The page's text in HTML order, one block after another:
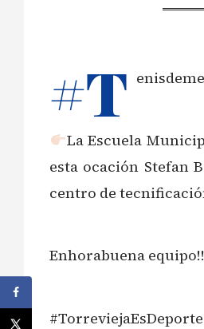
#T
La Escuela
esta ocación Stefan
centro de
Enhorabuena equipo!!
#TorreviejaEsDeporte